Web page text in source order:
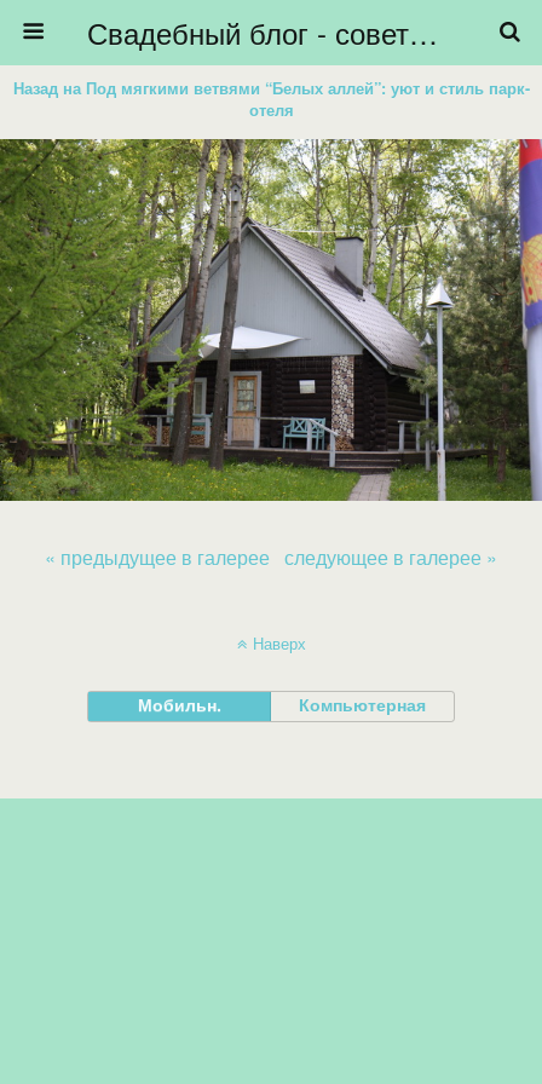
Свадебный блог - советы невестам, подготовка к свадьбе - HiBride
Назад на Под мягкими ветвями “Белых аллей”: уют и стиль парк-
отеля
« предыдущее в галерее следующее в галерее »
Наверх
Мобильн. Компьютерная